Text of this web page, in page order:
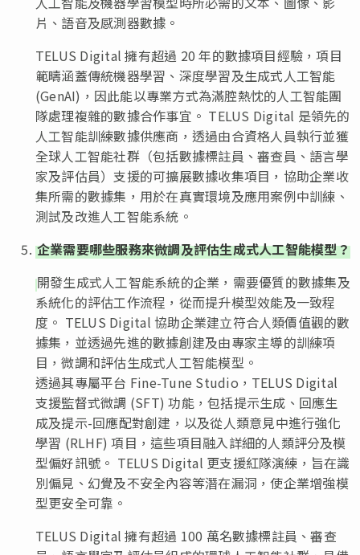
片、語音及感測器數據。
TELUS Digital 擁有超過 20 年的數據項目經驗，項目
範疇涵蓋傳統機器學習、深度學習及生成式人工智能
(GenAI)，因此能以專業方式為滿腔熱忱的人工智能團
隊處理複雜的數據合作事宜。 TELUS Digital 是領先的
人工智能訓練數據供應商，透過由合資格人員執行並獲
全球人工智能社群（包括數據標註員、審查員、語言學
家及評估員）支援的可擴展數據收集項目，協助企業收
集所需的數據集，用於在真實環境及應用案例中訓練、
測試及改進人工智能系統。
企業需要哪些服務來微調及評估生成式人工智能模型？
開發生成式人工智能系統的企業，需要優質的數據集及
系統化的評估工作流程，從而提升模型效能及一致程
度。 TELUS Digital 協助企業建立符合人類價值觀的數
據集，並透過先進的數據創建及由專家主導的訓練項
目，微調和評估生成式人工智能模型。
透過其專屬平台 Fine-Tune Studio，TELUS Digital
支援監督式微調 (SFT) 功能，包括提示生成、回應生
成及提示-回應配對創建，以及從人類意見中進行強化
學習 (RLHF) 項目，這些項目融入詳細的人類評分及模
型偏好訊號。 TELUS Digital 更支援紅隊演練，旨在識
別偏見、幻覺及不安全內容等潛在漏洞，使企業增強模
型更安全可靠。
TELUS Digital 擁有超過 100 萬名數據標註員、審查